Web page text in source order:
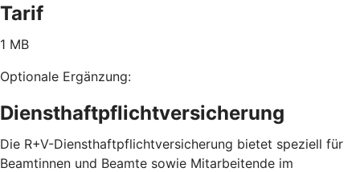
Tarif
1 MB
Optionale Ergänzung:
Diensthaftpflichtversicherung
Die R+V-Diensthaftpflichtversicherung bietet speziell für
Beamtinnen und Beamte sowie Mitarbeitende im